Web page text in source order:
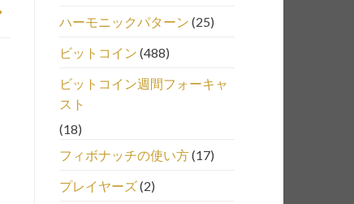
ハーモニックパターン (25)
ビットコイン (488)
ビットコイン週間フォーキャ
スト
(18)
フィボナッチの使い方(17)
プレイヤーズ(2)